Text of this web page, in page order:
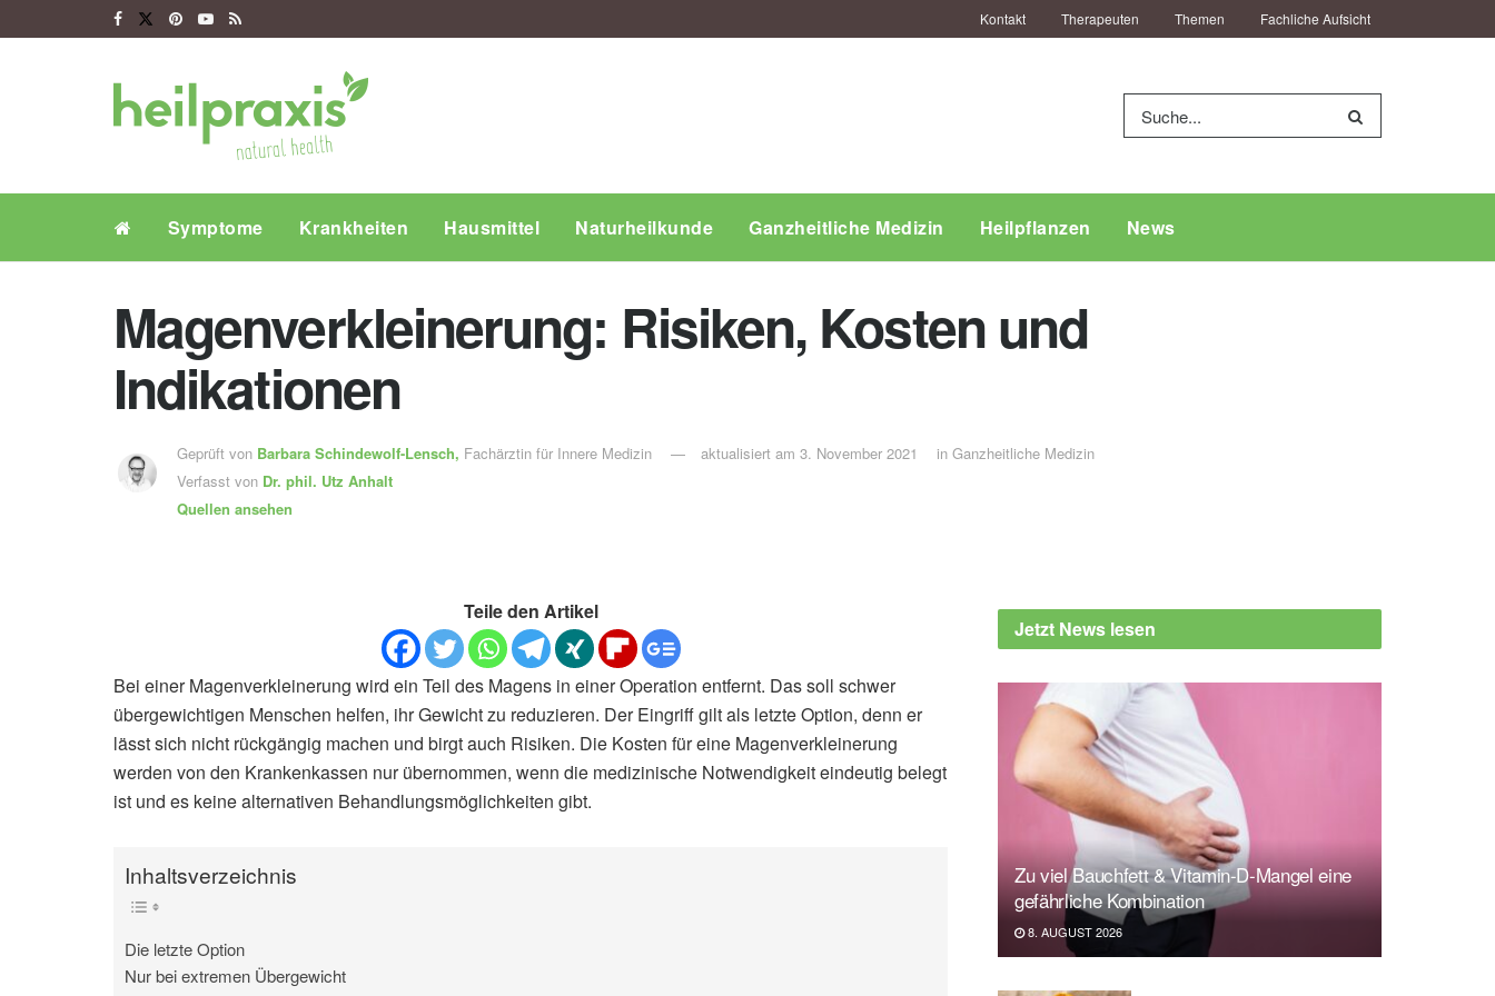
Kontakt Therapeuten Themen Fachliche Aufsicht
Symptome Krankheiten Hausmittel Naturheilkunde Ganzheitliche Medizin Heilpflanzen News
Magenverkleinerung: Risiken, Kosten und
Indikationen
Geprüft von Barbara Schindewolf-Lensch, Fachärztin für Innere Medizin
Verfasst von Dr. phil. Utz Anhalt
Quellen ansehen
aktualisiert am 3. November 2021 in Ganzheitliche Medizin
Teile den Artikel
Bei einer Magenverkleinerung wird ein Teil des Magens in einer Operation entfernt. Das soll schwer
übergewichtigen Menschen helfen, ihr Gewicht zu reduzieren. Der Eingriff gilt als letzte Option, denn er
lässt sich nicht rückgängig machen und birgt auch Risiken. Die Kosten für eine Magenverkleinerung
werden von den Krankenkassen nur übernommen, wenn die medizinische Notwendigkeit eindeutig belegt
ist und es keine alternativen Behandlungsmöglichkeiten gibt.
Inhaltsverzeichnis
Die letzte Option
Nur bei extremen Übergewicht
Jetzt News lesen
Zu viel Bauchfett & Vitamin-D-Mangel eine
gefährliche Kombination
8. AUGUST 2026